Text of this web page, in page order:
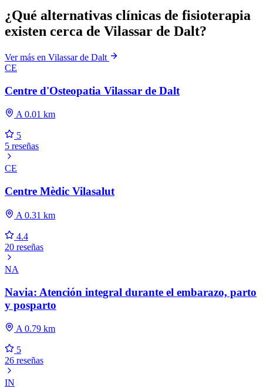
¿Qué alternativas clínicas de fisioterapia
existen cerca de Vilassar de Dalt?
Ver más en Vilassar de Dalt
CE
Centre d'Osteopatia Vilassar de Dalt
A 0.01 km
5
5 reseñas
CE
Centre Mèdic Vilasalut
A 0.31 km
4.4
20 reseñas
NA
Navia: Atención integral durante el embarazo, parto
y posparto
A 0.79 km
5
26 reseñas
IN